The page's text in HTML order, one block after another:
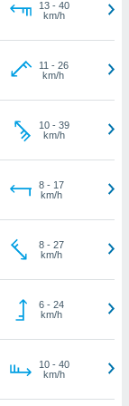
13- 40
km/h
11 - 26
km/h
10- 39
km/h
8- 17
km/h
8- 27
km/h
6- 24
km/h
10- 40
km/h